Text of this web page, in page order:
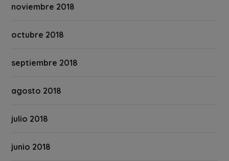
noviembre 2018
octubre 2018
septiembre 2018
agosto 2018
julio 2018
junio 2018